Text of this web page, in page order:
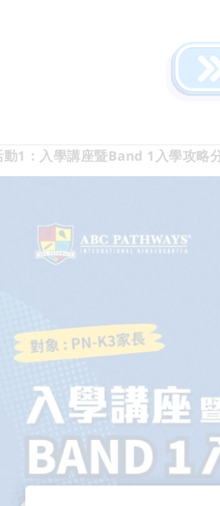
動1：入學講座暨Band 1入學攻略